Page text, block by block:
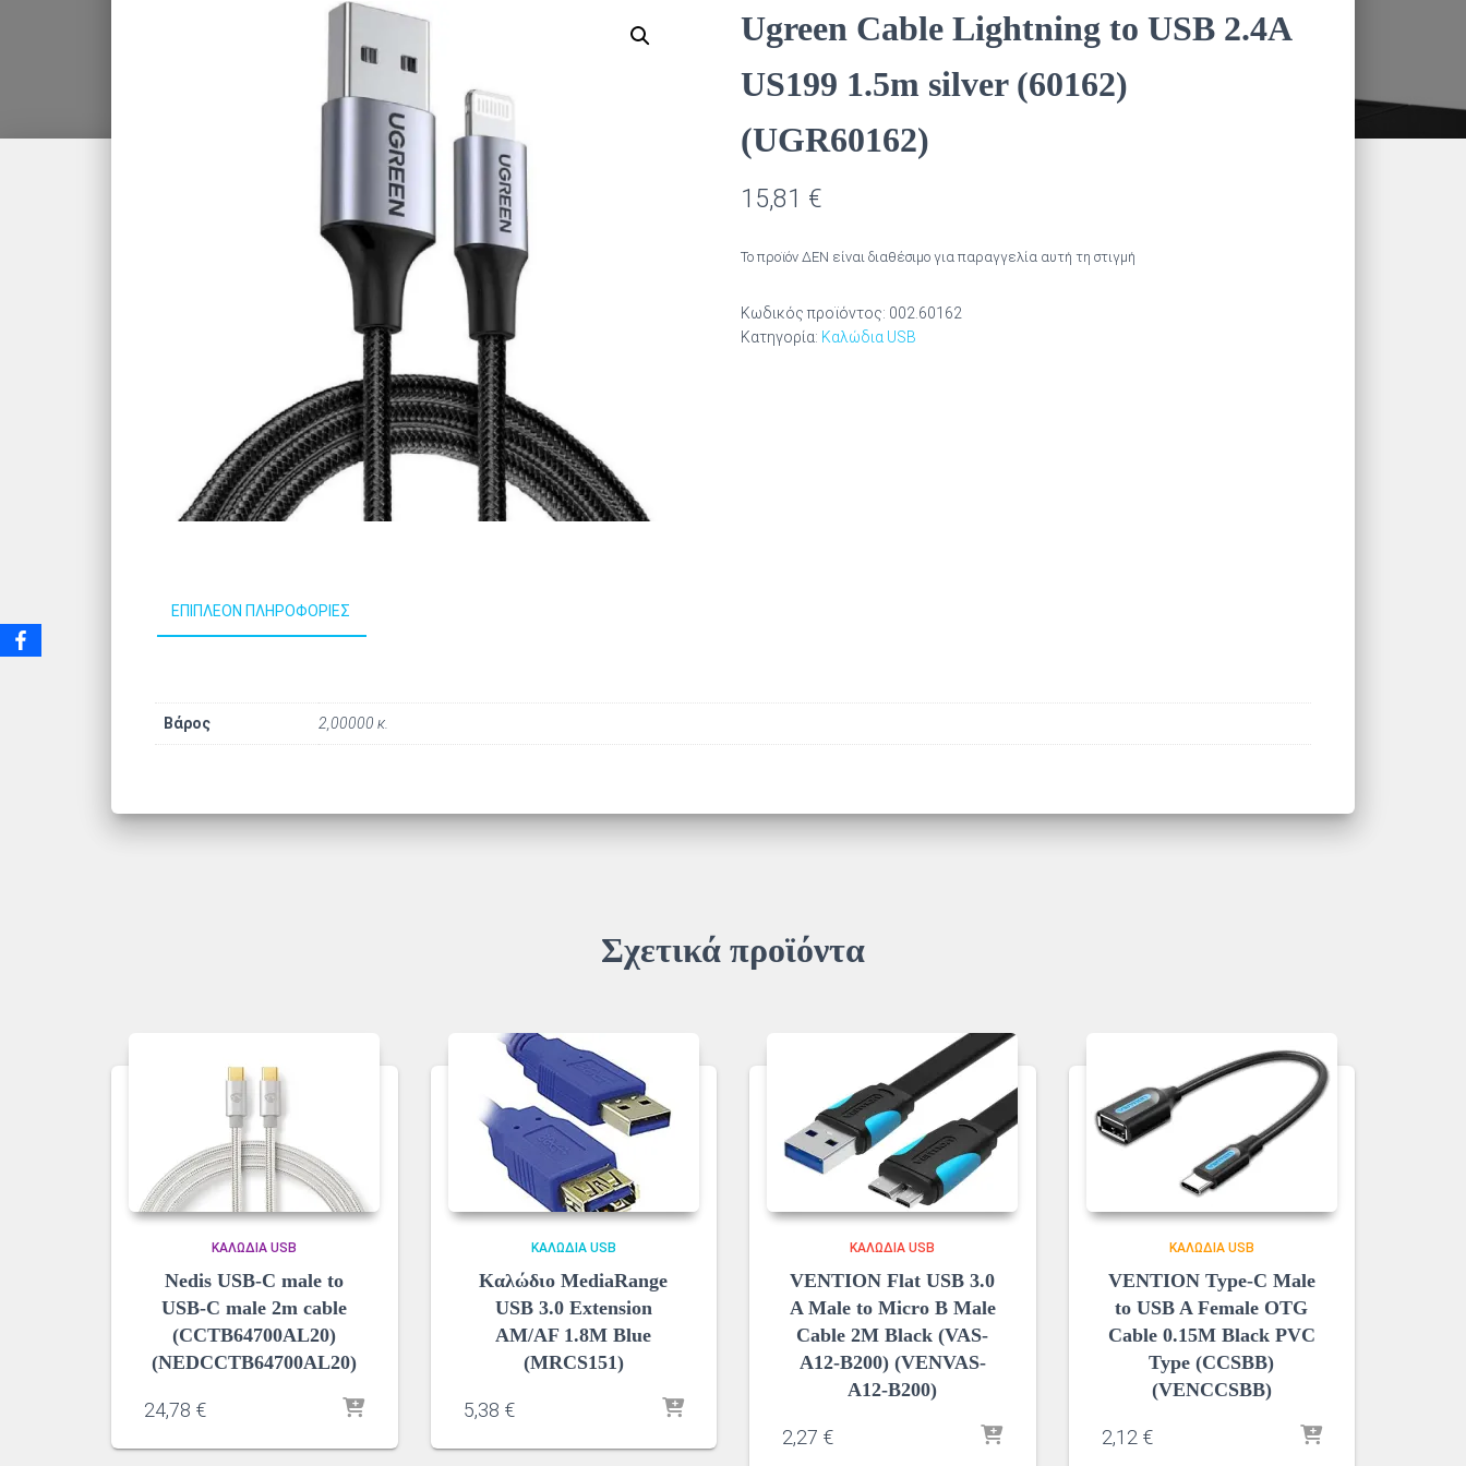
Ugreen Cable Lightning to USB 2.4A
US199 1.5m silver (60162)
(UGR60162)
15,81 €
Το προϊόν ΔΕΝ είναι διαθέσιμο για παραγγελία αυτή τη στιγμή
Κωδικός προϊόντος: 002.60162
Κατηγορία: Καλώδια USB
ΕΠΙΠΛΈΟΝ ΠΛΗΡΟΦΟΡΊΕΣ
Βάρος 2,00000 κ.
Σχετικά προϊόντα
ΚΑΛΏΔΙΑ USB
Nedis USB-C male to
USB-C male 2m cable
(CCTB64700AL20)
(NEDCCTB64700AL20)
24,78 €
ΚΑΛΏΔΙΑ USB
Καλώδιο MediaRange
USB 3.0 Extension
AM/AF 1.8M Blue
(MRCS151)
5,38 €
ΚΑΛΏΔΙΑ USB
VENTION Flat USB 3.0
A Male to Micro B Male
Cable 2M Black (VAS-
A12-B200) (VENVAS-
A12-B200)
2,27 €
ΚΑΛΏΔΙΑ USB
VENTION Type-C Male
to USB A Female OTG
Cable 0.15M Black PVC
Type (CCSBB)
(VENCCSBB)
2,12 €